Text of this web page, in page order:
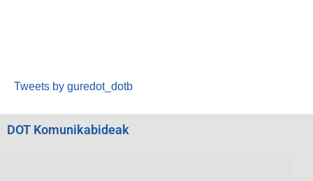
Tweets by guredot_dotb
DOT Komunikabideak